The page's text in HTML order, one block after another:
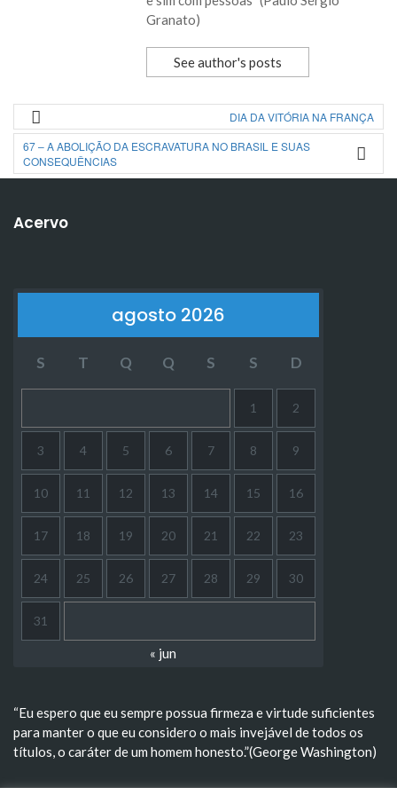
Granato)
See author's posts
DIA DA VITÓRIA NA FRANÇA
67 – A ABOLIÇÃO DA ESCRAVATURA NO BRASIL E SUAS
CONSEQUÊNCIAS
Acervo
agosto 2026
S T Q Q S S D
1 2
3 4 5 6 7 8 9
10 11 12 13 14 15 16
17 18 19 20 21 22 23
24 25 26 27 28 29 30
31
« jun
“Eu espero que eu sempre possua firmeza e virtude suficientes
para manter o que eu considero o mais invejável de todos os
títulos, o caráter de um homem honesto.”(George Washington)